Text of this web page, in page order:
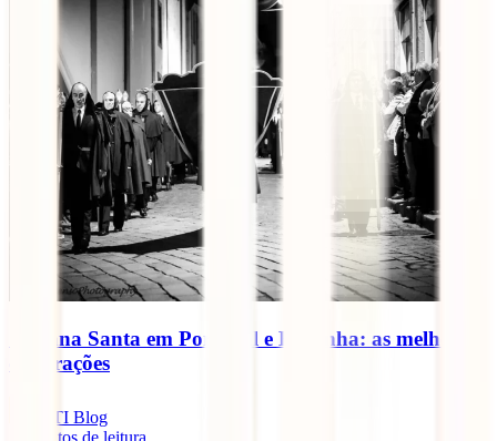
Semana Santa em Portugal e Espanha: as melhores
celebrações
IATI Blog
minutos de leitura